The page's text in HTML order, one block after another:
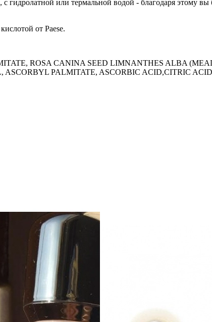
или термальной водой - благодаря этому вы
от Paese.
ROSA CANINA SEED LIMNANTHES ALBA
PALMITATE, ASCORBIC ACID,CITRIC